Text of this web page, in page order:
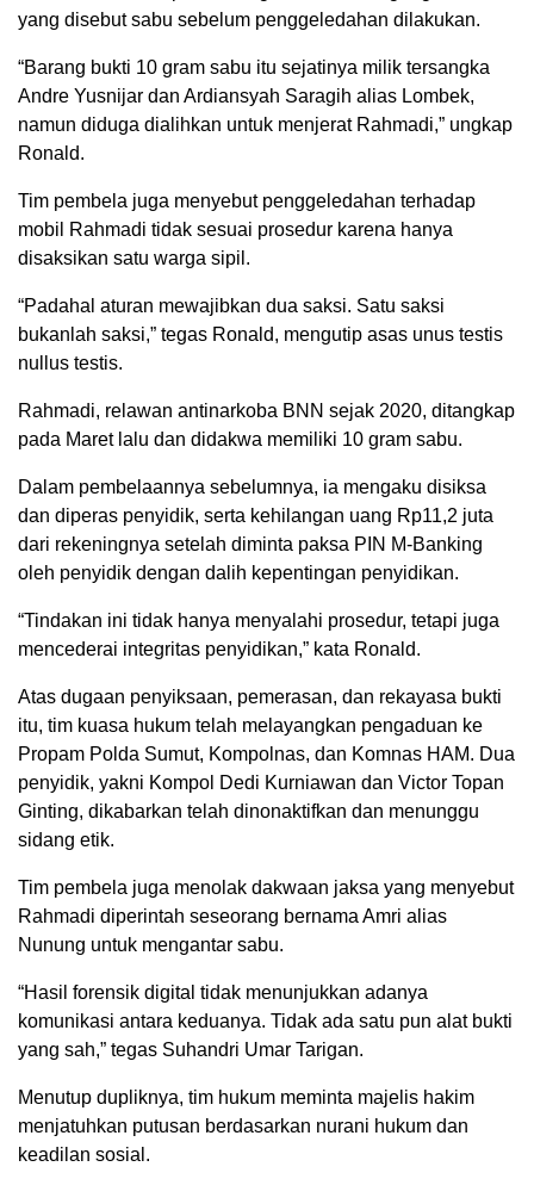
yang disebut sabu sebelum penggeledahan dilakukan.
“Barang bukti 10 gram sabu itu sejatinya milik tersangka
Andre Yusnijar dan Ardiansyah Saragih alias Lombek,
namun diduga dialihkan untuk menjerat Rahmadi,” ungkap
Ronald.
Tim pembela juga menyebut penggeledahan terhadap
mobil Rahmadi tidak sesuai prosedur karena hanya
disaksikan satu warga sipil.
“Padahal aturan mewajibkan dua saksi. Satu saksi
bukanlah saksi,” tegas Ronald, mengutip asas unus testis
nullus testis.
Rahmadi, relawan antinarkoba BNN sejak 2020, ditangkap
pada Maret lalu dan didakwa memiliki 10 gram sabu.
Dalam pembelaannya sebelumnya, ia mengaku disiksa
dan diperas penyidik, serta kehilangan uang Rp11,2 juta
dari rekeningnya setelah diminta paksa PIN M-Banking
oleh penyidik dengan dalih kepentingan penyidikan.
“Tindakan ini tidak hanya menyalahi prosedur, tetapi juga
mencederai integritas penyidikan,” kata Ronald.
Atas dugaan penyiksaan, pemerasan, dan rekayasa bukti
itu, tim kuasa hukum telah melayangkan pengaduan ke
Propam Polda Sumut, Kompolnas, dan Komnas HAM. Dua
penyidik, yakni Kompol Dedi Kurniawan dan Victor Topan
Ginting, dikabarkan telah dinonaktifkan dan menunggu
sidang etik.
Tim pembela juga menolak dakwaan jaksa yang menyebut
Rahmadi diperintah seseorang bernama Amri alias
Nunung untuk mengantar sabu.
“Hasil forensik digital tidak menunjukkan adanya
komunikasi antara keduanya. Tidak ada satu pun alat bukti
yang sah,” tegas Suhandri Umar Tarigan.
Menutup dupliknya, tim hukum meminta majelis hakim
menjatuhkan putusan berdasarkan nurani hukum dan
keadilan sosial.